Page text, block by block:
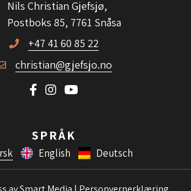
Nils Christian Gjefsjø,
Postboks 85, 7761 Snåsa
+47 41 60 85 22
christian@gjefsjo.no
Gå til vår Facebook-side
Gå til vår Instagram-side
Gå til vår YouTube-side
SPRÅK
English Deutsch